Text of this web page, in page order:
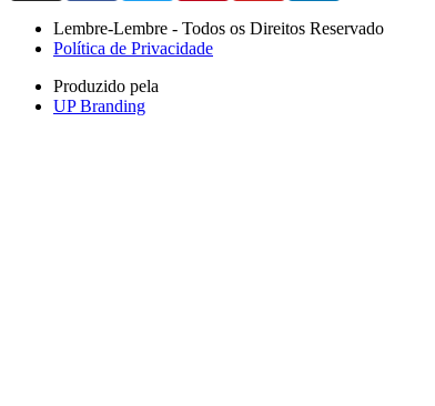
Lembre-Lembre - Todos os Direitos Reservado
Política de Privacidade
Produzido pela
UP Branding